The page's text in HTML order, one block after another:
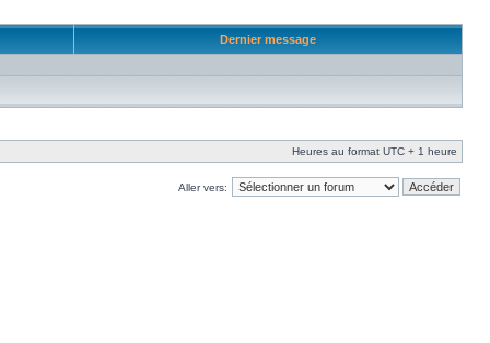
Dernier message
Heures au format UTC + 1 heure
Aller vers: